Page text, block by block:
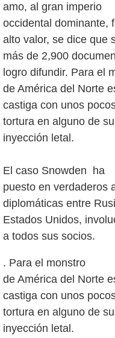
amo, al gran imperio
occidental dominante,
alto valor, se dice que
más de 2,900
logro difundir. Para el
de América del Norte
castiga con unos
tortura en alguno de
inyección letal.
El caso Snowden ha
puesto en verdaderos
diplomáticas entre
Estados Unidos,
. Para el monstro
de América del Norte
castiga con unos
tortura en alguno de
inyección letal.